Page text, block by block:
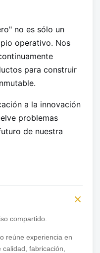
no es sólo un
operativo. Nos
para construir
a la innovación
problemas
de nuestra
compartido.
reúne experiencia en
fabricación,